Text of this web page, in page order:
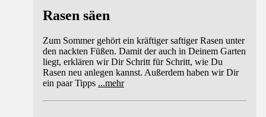
Rasen säen
Zum Sommer gehört ein kräftiger saftiger Rasen unter
den nackten Füßen. Damit der auch in Deinem Garten
liegt, erklären wir Dir Schritt für Schritt, wie Du
Rasen neu anlegen kannst. Außerdem haben wir Dir
ein paar Tipps ...mehr